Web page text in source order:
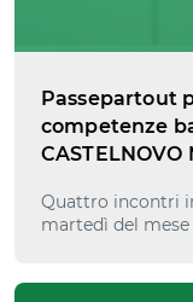
Passepartout
competenze
CASTELNOVO
Quattro incontri
martedì del